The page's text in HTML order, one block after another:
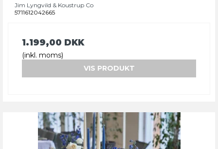
Jim Lyngvild & Koustrup Co
5711612042665
1.199,00 DKK
(inkl. moms)
VIS PRODUKT